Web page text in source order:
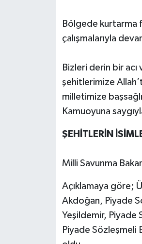
Bölgede kurtarma
çalışmalarıyla
Bizleri derin bir
şehitlerimize
milletimize
Kamuoyuna
ŞEHİTLERİN
Milli Savunma
Açıklamaya göre;
Akdoğan, Piyade
Yeşildemir, Piyade
Piyade Sözleşmeli